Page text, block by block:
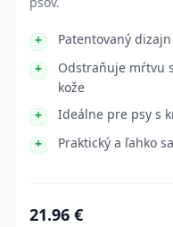
Patentovaný
Odstraňuje mŕtvu
kože
Ideálne pre psy s
Praktický a ľahko
21.96 €